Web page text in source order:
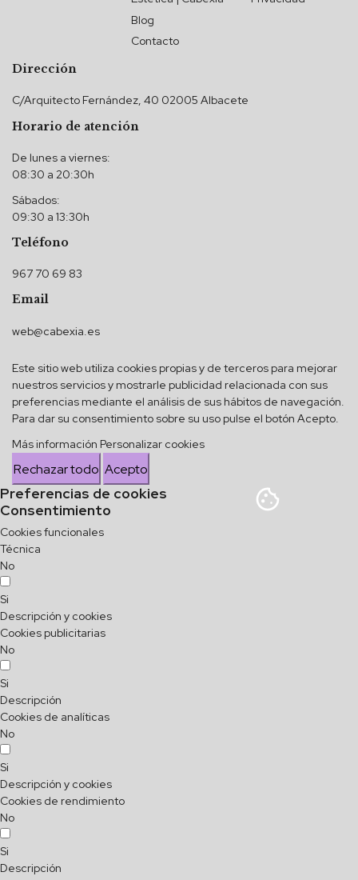
Blog
Contacto
Dirección
C/Arquitecto Fernández, 40 02005 Albacete
Horario de atención
De lunes a viernes:
08:30 a 20:30h
Sábados:
09:30 a 13:30h
Teléfono
967 70 69 83
Email
web@cabexia.es
Este sitio web utiliza cookies propias y de terceros para mejorar
nuestros servicios y mostrarle publicidad relacionada con sus
preferencias mediante el análisis de sus hábitos de navegación.
Para dar su consentimiento sobre su uso pulse el botón Acepto.
Más información Personalizar cookies
Rechazar todo Acepto
Preferencias de cookies
Consentimiento
Cookies funcionales
Técnica
No
Si
Descripción y cookies
Cookies publicitarias
No
Si
Descripción
Cookies de analíticas
No
Si
Descripción y cookies
Cookies de rendimiento
No
Si
Descripción